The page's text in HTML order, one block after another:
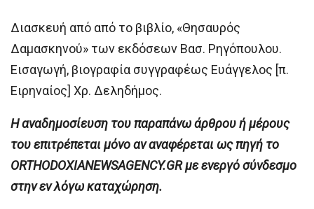
Διασκευή από από το βιβλίο, «Θησαυρός
Δαμασκηνού» των εκδόσεων Βασ. Ρηγόπουλου.
Εισαγωγή, βιογραφία συγγραφέως Ευάγγελος [π.
Ειρηναίος] Χρ. Δεληδήμος.
H αναδημοσίευση του παραπάνω άρθρου ή μέρους
του επιτρέπεται μόνο αν αναφέρεται ως πηγή το
ORTHODOXIANEWSAGENCY.GR με ενεργό σύνδεσμο
στην εν λόγω καταχώρηση.